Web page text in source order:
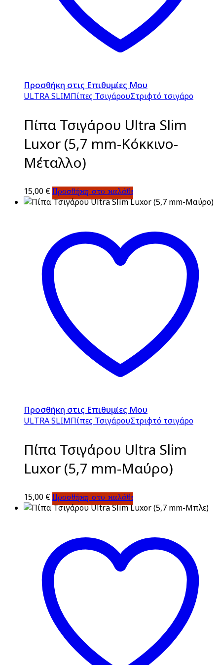
Προσθήκη στις Επιθυμίες Μου
ULTRA SLIMΠίπες ΤσιγάρουΣτριφτό τσιγάρο
Πίπα Τσιγάρου Ultra Slim
Luxor (5,7 mm-Κόκκινο-
Μέταλλο)
15,00 € Προσθήκη στο καλάθι
Προσθήκη στις Επιθυμίες Μου
ULTRA SLIMΠίπες ΤσιγάρουΣτριφτό τσιγάρο
Πίπα Τσιγάρου Ultra Slim
Luxor (5,7 mm-Μαύρο)
15,00 € Προσθήκη στο καλάθι